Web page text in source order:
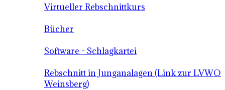
Virtueller Rebschnittkurs
Bücher
Software - Schlagkartei
Rebschnitt in Junganalagen (Link zur LVWO
Weinsberg)